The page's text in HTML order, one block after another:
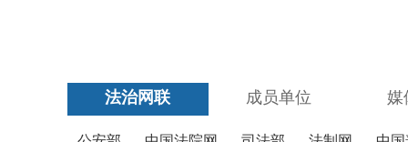
法治网联 成员单位 媒